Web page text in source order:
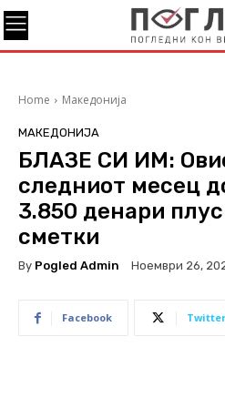
Home Македонија
МАКЕДОНИЈА
БЛАЗЕ СИ ИМ:
следниот месец
3.850 денари
сметки
By Pogled Admin Ноември 26,
Facebook Twitter